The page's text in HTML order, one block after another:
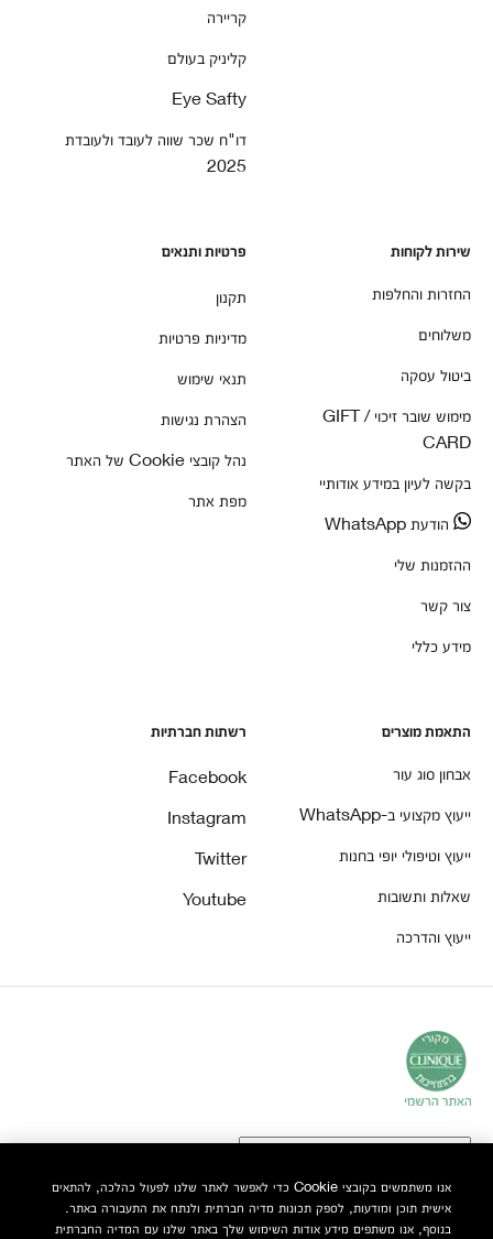
קריירה
קליניק בעולם
Eye Safty
דו"ח שכר שווה לעובד ולעובדת
2025
שירות לקוחות
החזרות והחלפות
משלוחים
ביטול עסקה
מימוש שובר זיכוי / GIFT
CARD
בקשה לעיון במידע אודותיי
הודעת WhatsApp
ההזמנות שלי
צור קשר
מידע כללי
פרטיות ותנאים
תקנון
מדיניות פרטיות
תנאי שימוש
הצהרת נגישות
נהל קובצי Cookie של האתר
מפת אתר
התאמת מוצרים
אבחון סוג עור
ייעוץ מקצועי ב-WhatsApp
ייעוץ וטיפולי יופי בחנות
שאלות ותשובות
ייעוץ והדרכה
רשתות חברתיות
Facebook
Instagram
Twitter
Youtube
אנו משתמשים בקובצי Cookie כדי לאפשר לאתר שלנו לפעול כהלכה, להתאים
אישית תוכן ומודעות, לספק תכונות מדיה חברתית ולנתח את התעבורה באתר.
בנוסף, אנו משתפים מידע אודות השימוש שלך באתר שלנו עם המדיה החברתית